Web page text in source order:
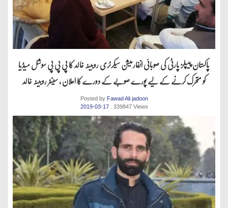
پاکستان پیپلز پارٹی کی صوبائی انفارمیشن سیکرٹری روبینہ خالد کا پی پی پی سوشل میڈیا
کو متحرک کرنے کے لیے پورے صوبے کے دورے کا اعلان ، سینٹر روبینہ خالد
Posted by Fawad Ali jadoon
2019-03-17
. 339847 Views